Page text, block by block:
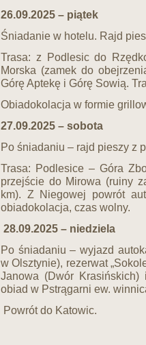
26.09.2025 – piątek
Śniadanie w hotelu. Rajd
Trasa: z Podlesic do
Morska (zamek do
Górę Aptekę i Górę Sowią.
Obiadokolacja w formie
27.09.2025 – sobota
Po śniadaniu – rajd pieszy z
Trasa: Podlesice – Góra
przejście do Mirowa (ruiny
km). Z Niegowej powrót
obiadokolacja, czas wolny.
28.09.2025 – niedziela
Po śniadaniu – wyjazd
w Olsztynie), rezerwat
Janowa (Dwór Krasińskich)
obiad w Pstrągarni ew.
Powrót do Katowic.